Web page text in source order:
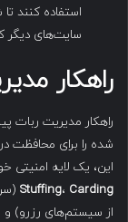
استفاده کنند
سایت‌های دیگر
راهکار
شده را برای محافظت
این، یک لایه امنیتی
Stuffing، Carding
از سیستم‌های رزرو)